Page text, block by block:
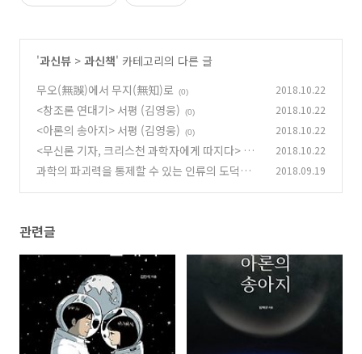
'과신뷰 > 과신책' 카테고리의 다른 글
무오(無誤)에서 무지(無知)로
(0) 2018.10.22
<창조론 연대기> 서평 (김영웅) (0) 2018.10.22
<아론의 송아지> 서평 (김영웅) (0) 2018.10.22
<무신론 기자, 크리스천 과학자에게 따지다> 서
평 (김영웅)
(0)
2018.10.22
과학의 파괴력을 통제할 수 있는 인류의 도덕적
2018.09.19
관련글